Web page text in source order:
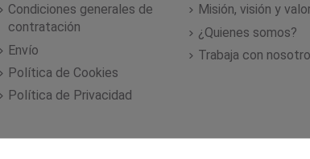
Condiciones generales de
contratación
Envío
Política de Cookies
Política de Privacidad
Misión, visión y
¿Quienes somos?
Trabaja con